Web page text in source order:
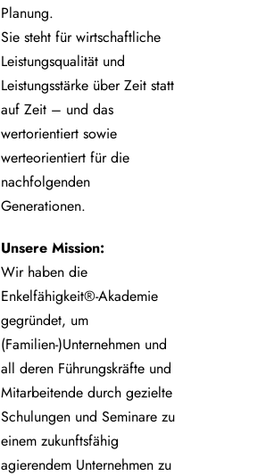
Planung.
Sie steht für wirtschaftliche
Leistungsqualität und
Leistungsstärke über Zeit statt
auf Zeit – und das
wertorientiert sowie
werteorientiert für die
nachfolgenden
Generationen.
Unsere Mission:
Wir haben die
Enkelfähigkeit®-Akademie
gegründet, um
(Familien-)Unternehmen und
all deren Führungskräfte und
Mitarbeitende durch gezielte
Schulungen und Seminare zu
einem zukunftsfähig
agierendem Unternehmen zu